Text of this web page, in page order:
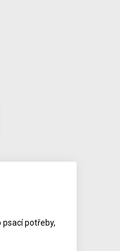
potřeby,